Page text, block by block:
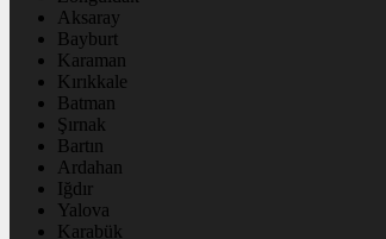
Aksaray
Bayburt
Karaman
Kırıkkale
Batman
Şırnak
Bartın
Ardahan
Iğdır
Yalova
Karabük